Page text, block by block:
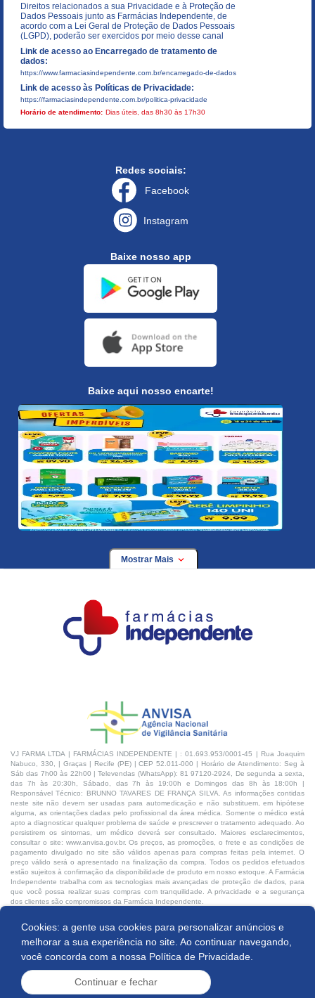
Cookies: a gente usa cookies para personalizar anúncios e
melhorar a sua experiência no site. Ao continuar navegando,
você concorda com a nossa Política de Privacidade.
Continuar e fechar
Direitos relacionados a sua Privacidade e à Proteção de
Dados Pessoais junto as Farmácias Independente, de
acordo com a Lei Geral de Proteção de Dados Pessoais
(LGPD), poderão ser exercidos por meio desse canal
Link de acesso ao Encarregado de tratamento de
dados:
https://www.farmaciasindependente.com.br/encarregado-de-dados
Link de acesso às Políticas de Privacidade:
https://farmaciasindependente.com.br/politica-privacidade
Horário de atendimento: Dias úteis, das 8h30 às 17h30
Redes sociais:
Facebook
Instagram
Baixe nosso app
Baixe aqui nosso encarte!
Mostrar Mais
VJ FARMA LTDA | FARMÁCIAS INDEPENDENTE | : 01.693.953/0001-45 | Rua Joaquim
Nabuco, 330, | Graças | Recife (PE) | CEP 52.011-000 | Horário de Atendimento: Seg à
Sáb das 7h00 às 22h00 | Televendas (WhatsApp): 81 97120-2924, De segunda a sexta,
das 7h às 20:30h, Sábado, das 7h às 19:00h e Domingos das 8h às 18:00h |
Responsável Técnico: BRUNNO TAVARES DE FRANÇA SILVA. As informações contidas
neste site não devem ser usadas para automedicação e não substituem, em hipótese
alguma, as orientações dadas pelo profissional da área médica. Somente o médico está
apto a diagnosticar qualquer problema de saúde e prescrever o tratamento adequado. Ao
persistirem os sintomas, um médico deverá ser consultado. Maiores esclarecimentos,
consultar o site: www.anvisa.gov.br. Os preços, as promoções, o frete e as condições de
pagamento divulgado no site são válidos apenas para compras feitas pela internet. O
preço válido será o apresentado na finalização da compra. Todos os pedidos efetuados
estão sujeitos à confirmação da disponibilidade de produto em nosso estoque. A Farmácia
Independente trabalha com as tecnologias mais avançadas de proteção de dados, para
que você possa realizar suas compras com tranquilidade. A privacidade e a segurança
dos clientes são compromissos da Farmácia Independente.
Desenvolvido por: